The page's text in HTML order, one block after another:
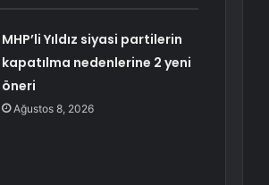
MHP’li Yıldız siyasi partilerin
kapatılma nedenlerine 2 yeni
öneri
Ağustos 8, 2026